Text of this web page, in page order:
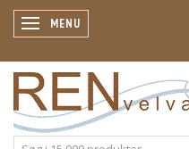
SKIFTE NAVIGATION
MENU